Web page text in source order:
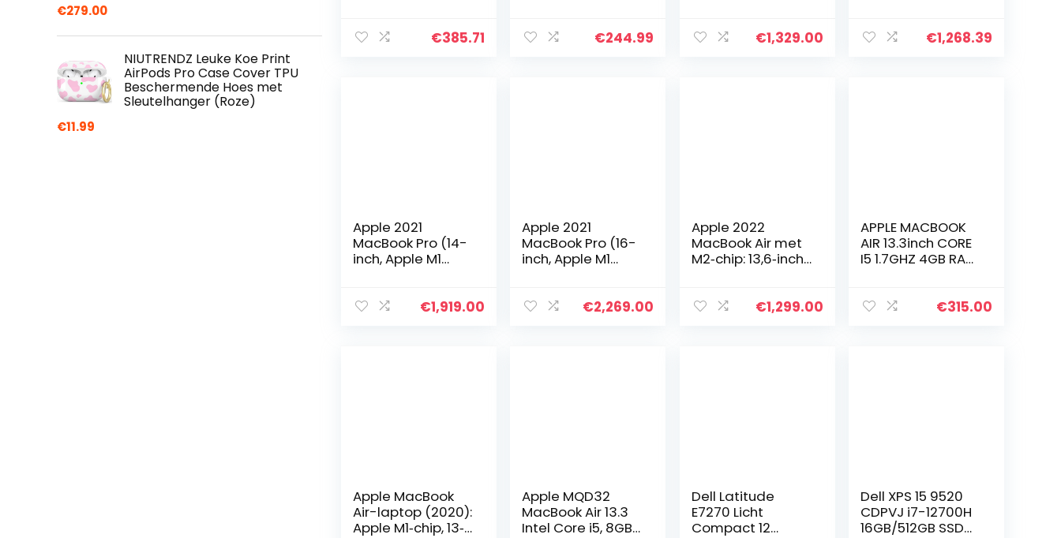
€279.00
NIUTRENDZ Leuke Koe Print
AirPods Pro Case Cover TPU
Beschermende Hoes met
Sleutelhanger (Roze)
€11.99
ARGENTO 8GB
€385.71
| 4GB RAM | 64GB
€244.99
16GB DDR4 SDRAM,
€1,329.00
zilver
€1,268.39
Apple 2021
MacBook Pro (14-
inch, Apple M1
14‑core GPU, 16 GB
€1,919.00
Apple 2021
MacBook Pro (16-
inch, Apple M1
16‑core GPU, 16 GB
€2,269.00
Apple 2022
MacBook Air met
M2‑chip: 13,6‑inch
256 GB SSD-
€1,299.00
APPLE MACBOOK
AIR 13.3inch CORE
I5 1.7GHZ 4GB RAM
SIERRA MID-2012
€315.00
Apple MacBook
Air-laptop (2020):
Apple M1‐chip, 13‐
Apple MQD32
MacBook Air 13.3
Intel Core i5, 8GB,
Dell Latitude
E7270 Licht
Compact 12
Dell XPS 15 9520
CDPVJ i7-12700H
16GB/512GB SSD